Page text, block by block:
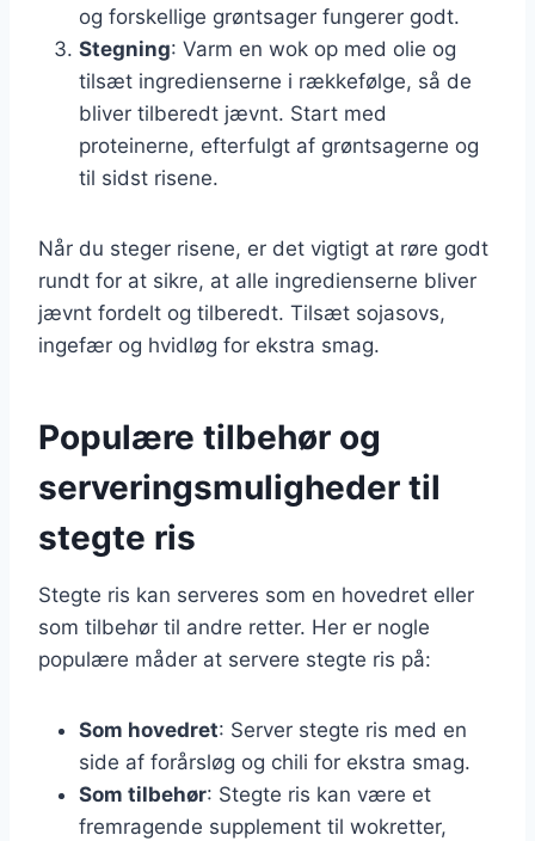
og forskellige grøntsager fungerer godt.
Stegning: Varm en wok op med olie og
tilsæt ingredienserne i rækkefølge, så de
bliver tilberedt jævnt. Start med
proteinerne, efterfulgt af grøntsagerne og
til sidst risene.
Når du steger risene, er det vigtigt at røre godt
rundt for at sikre, at alle ingredienserne bliver
jævnt fordelt og tilberedt. Tilsæt sojasovs,
ingefær og hvidløg for ekstra smag.
Populære tilbehør og
serveringsmuligheder til
stegte ris
Stegte ris kan serveres som en hovedret eller
som tilbehør til andre retter. Her er nogle
populære måder at servere stegte ris på:
Som hovedret: Server stegte ris med en
side af forårsløg og chili for ekstra smag.
Som tilbehør: Stegte ris kan være et
fremragende supplement til wokretter,